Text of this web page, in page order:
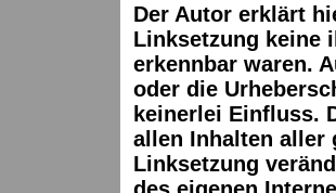
Der Autor erklärt
Linksetzung keine
erkennbar waren.
oder die
keinerlei Einfluss.
allen Inhalten aller
Linksetzung